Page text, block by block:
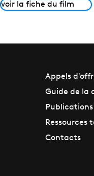
voir la fiche du film
Appels
Guide de la
Publications
Ressources
Contacts